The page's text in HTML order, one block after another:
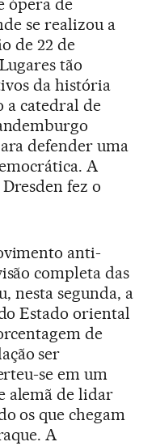
ópera de
se realizou a
de 22 de
tão
da história
a catedral de
defender uma
A
fez o
anti-
completa das
nesta segunda, a
Estado oriental
de
ser
se em um
alemã de lidar
os que chegam
A